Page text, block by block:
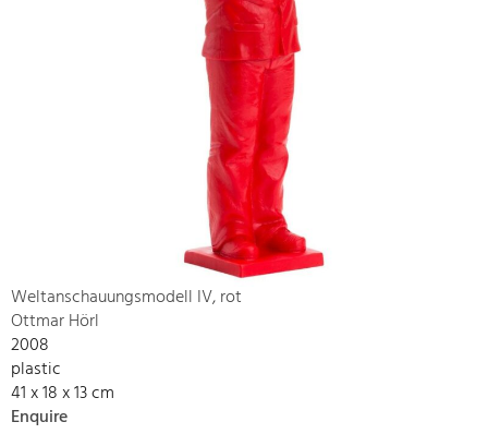
Weltanschauungsmodell IV, rot
Ottmar Hörl
2008
plastic
41 x 18 x 13 cm
Enquire